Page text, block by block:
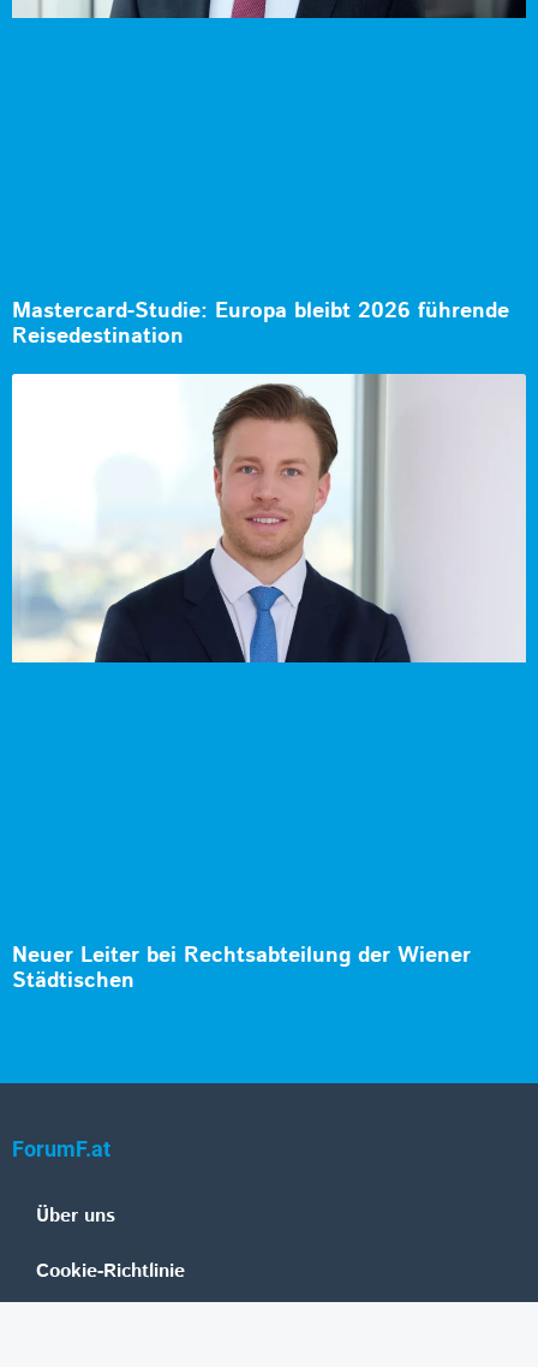
Mastercard-Studie: Europa bleibt 2026 führende
Reisedestination
Neuer Leiter bei Rechtsabteilung der Wiener
Städtischen
ForumF.at
Über uns
Cookie-Richtlinie